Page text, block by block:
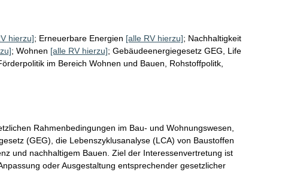
hierzu]; Erneuerbare Energien [alle RV hierzu]; Nachhaltigkeit
; Wohnen [alle RV hierzu]; Gebäudeenergiegesetz GEG, Life
im Bereich Wohnen und Bauen, Rohstoffpolitk,
Rahmenbedingungen im Bau- und Wohnungswesen,
(GEG), die Lebenszyklusanalyse (LCA) von Baustoffen
und nachhaltigem Bauen. Ziel der Interessenvertretung ist
oder Ausgestaltung entsprechender gesetzlicher